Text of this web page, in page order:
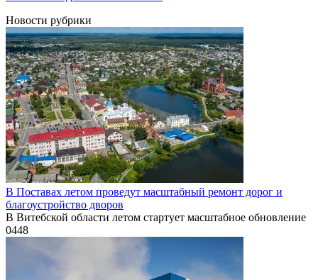
Новости рубрики
В Поставах летом проведут масштабный ремонт дорог и
благоустройство дворов
В Витебской области летом стартует масштабное обновление
0448